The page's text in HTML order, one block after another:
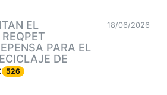
EL
PARA EL
DE
526
18/06/2026